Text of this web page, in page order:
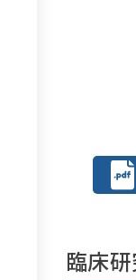
臨床